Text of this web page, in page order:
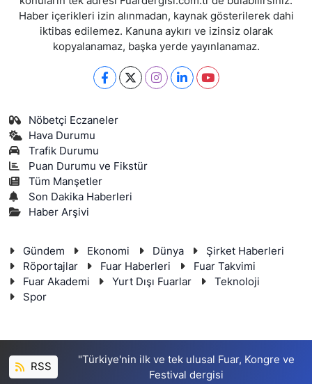
Haber içerikleri izin alınmadan, kaynak gösterilerek dahi
iktibas edilemez. Kanuna aykırı ve izinsiz olarak
kopyalanamaz, başka yerde yayınlanamaz.
Nöbetçi Eczaneler
Hava Durumu
Trafik Durumu
Puan Durumu ve Fikstür
Tüm Manşetler
Son Dakika Haberleri
Haber Arşivi
Gündem Ekonomi Dünya
Şirket Haberleri
Röportajlar
Fuar Haberleri
Fuar Takvimi
Fuar Akademi
Yurt Dışı Fuarlar
Teknoloji
Spor
RSS
"Türkiye'nin ilk ve tek ulusal Fuar, Kongre ve
Festival dergisi